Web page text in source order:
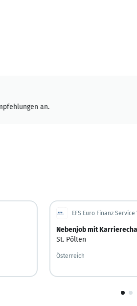
an.
EFS Euro Finanz
Nebenjob mit
St. Pölten
Österreich